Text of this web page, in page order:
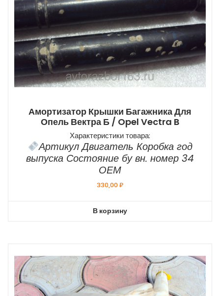
Амортизатор Крышки Багажника Для
Опель Вектра Б / Opel Vectra B
Характеристики товара:
Артикул Двигатель Коробка год
выпуска Состояние бу вн. номер 34
ОЕМ
330,00₽
В корзину